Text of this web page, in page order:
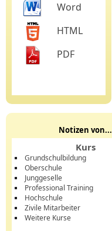
Word
HTML
PDF
Notizen von...
Kurs
Grundschulbildung
Oberschule
Junggeselle
Professional Training
Hochschule
Zivile Mitarbeiter
Weitere Kurse